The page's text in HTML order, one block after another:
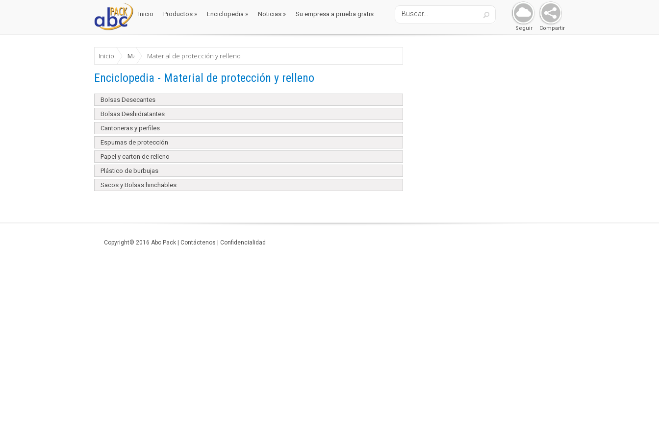
Inicio Productos » Enciclopedia » Noticias » Su empresa a prueba gratis
Compartir
Seguir
Inicio Materiales Envase y Embalaje
Material de protección y relleno
Enciclopedia - Material de protección y relleno
Bolsas Desecantes
Bolsas Deshidratantes
Cantoneras y perfiles
Espumas de protección
Papel y carton de relleno
Plástico de burbujas
Sacos y Bolsas hinchables
Copyright© 2016 Abc Pack Contáctenos Confidencialidad